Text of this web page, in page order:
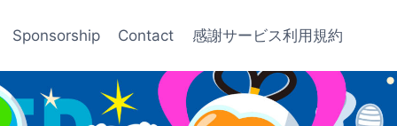
Sponsorship Contact 感謝サービス利用規約